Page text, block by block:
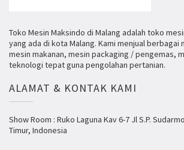
Toko Mesin Maksindo di Malang adalah toko
yang ada di kota Malang. Kami menjual berbagai
mesin makanan, mesin packaging / pengemas,
teknologi tepat guna pengolahan pertanian.
ALAMAT & KONTAK KAMI
Show Room : Ruko Laguna Kav 6-7 Jl S.P.
Timur, Indonesia